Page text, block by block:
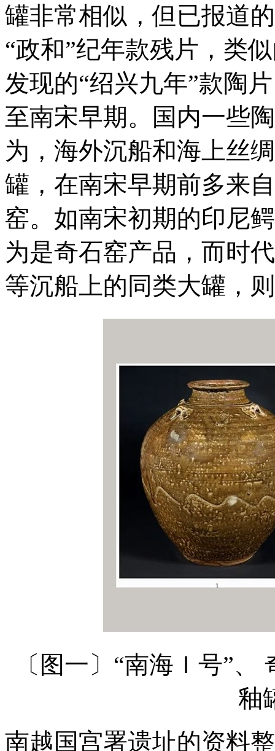
罐非常相似，但已报道
“政和”纪年款残片，类
发现的“绍兴九年”款陶
至南宋早期。国内一些
为，海外沉船和海上丝
罐，在南宋早期前多来
窑。如南宋初期的印尼
为是奇石窑产品，而时
等沉船上的同类大罐，
〔图一〕“南海Ｉ号”
釉
南越国宫署遗址的资料